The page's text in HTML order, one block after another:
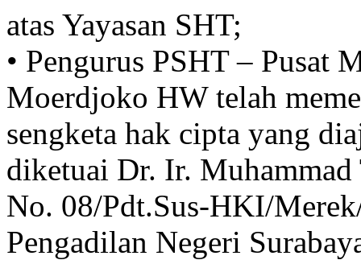
atas Yayasan SHT;
• Pengurus PSHT – Pusat
Moerdjoko HW telah
sengketa hak cipta yang
diketuai Dr. Ir.
No. 08/Pdt.Sus-HKI/
Pengadilan Negeri